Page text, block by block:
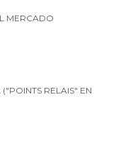
MERCADO
RELAIS" EN